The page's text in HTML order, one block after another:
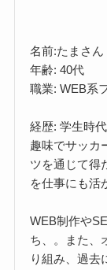
名前:たまさん
年齢: 40代
職業: WEB系
経歴: 学生時
趣味でサッカ
ツを通じて得
を仕事にも活
WEB制作や
ち、。また、
り組み、過去